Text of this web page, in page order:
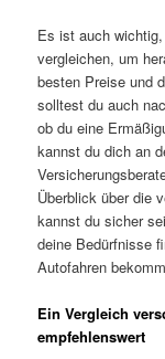
Es ist auch
vergleichen, um
besten Preise und
solltest du auch
ob du eine
kannst du dich an
Überblick über die
kannst du sicher
deine Bedürfnisse
Autofahren
Ein Vergleich
empfehlenswert